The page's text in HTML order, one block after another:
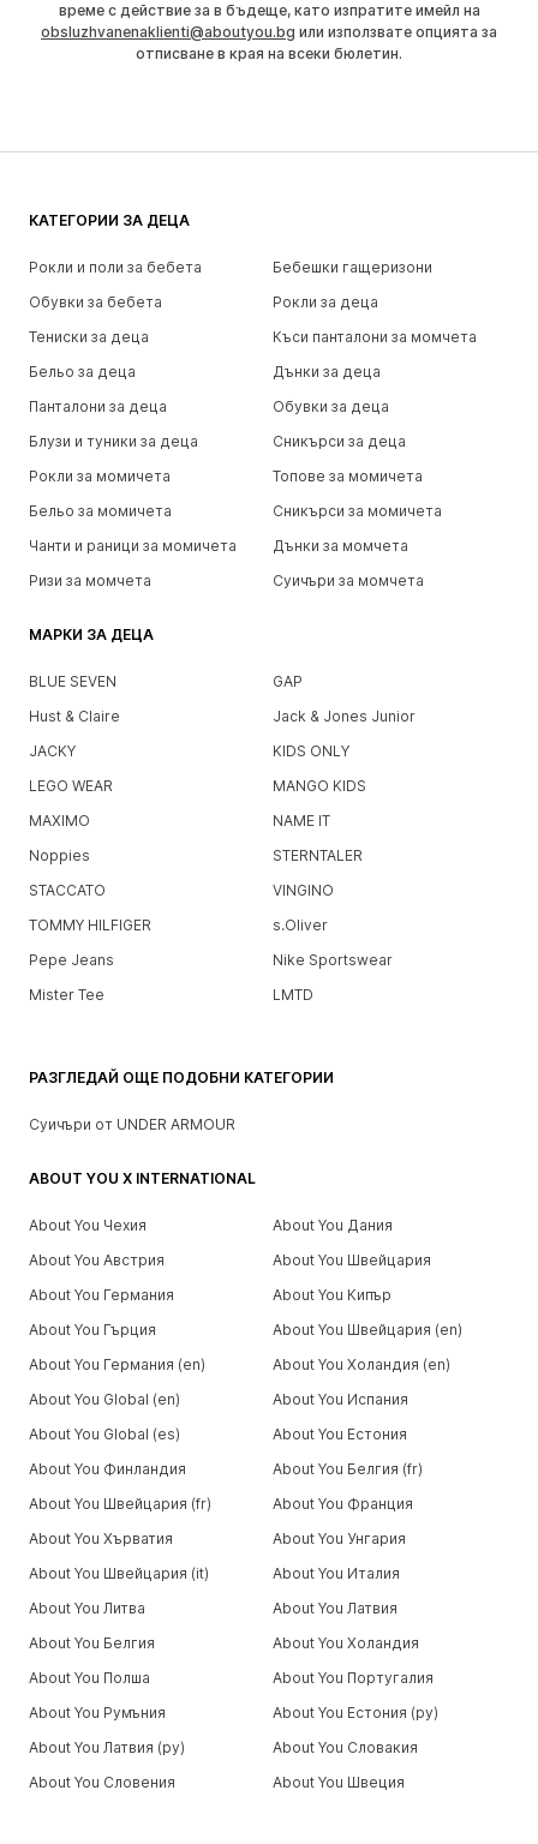
време с действие за в бъдеще, като изпратите имейл на
obsluzhvanenaklienti@aboutyou.bg или използвате опцията за
отписване в края на всеки бюлетин.
КАТЕГОРИИ ЗА ДЕЦА
Рокли и поли за бебета
Бебешки гащеризони
Обувки за бебета
Рокли за деца
Тениски за деца
Къси панталони за момчета
Бельо за деца
Дънки за деца
Панталони за деца
Обувки за деца
Блузи и туники за деца
Сникърси за деца
Рокли за момичета
Топове за момичета
Бельо за момичета
Сникърси за момичета
Чанти и раници за момичета
Дънки за момчета
Ризи за момчета
Суичъри за момчета
МАРКИ ЗА ДЕЦА
BLUE SEVEN
GAP
Hust & Claire
Jack & Jones Junior
JACKY
KIDS ONLY
LEGO WEAR
MANGO KIDS
MAXIMO
NAME IT
Noppies
STERNTALER
STACCATO
VINGINO
TOMMY HILFIGER
s.Oliver
Pepe Jeans
Nike Sportswear
Mister Tee
LMTD
РАЗГЛЕДАЙ ОЩЕ ПОДОБНИ КАТЕГОРИИ
Суичъри от UNDER ARMOUR
ABOUT YOU X INTERNATIONAL
About You Чехия
About You Дания
About You Австрия
About You Швейцария
About You Германия
About You Кипър
About You Гърция
About You Швейцария (en)
About You Германия (en)
About You Холандия (en)
About You Global (en)
About You Испания
About You Global (es)
About You Естония
About You Финландия
About You Белгия (fr)
About You Швейцария (fr)
About You Франция
About You Хърватия
About You Унгария
About You Швейцария (it)
About You Италия
About You Литва
About You Латвия
About You Белгия
About You Холандия
About You Полша
About You Португалия
About You Румъния
About You Естония (ру)
About You Латвия (ру)
About You Словакия
About You Словения
About You Швеция